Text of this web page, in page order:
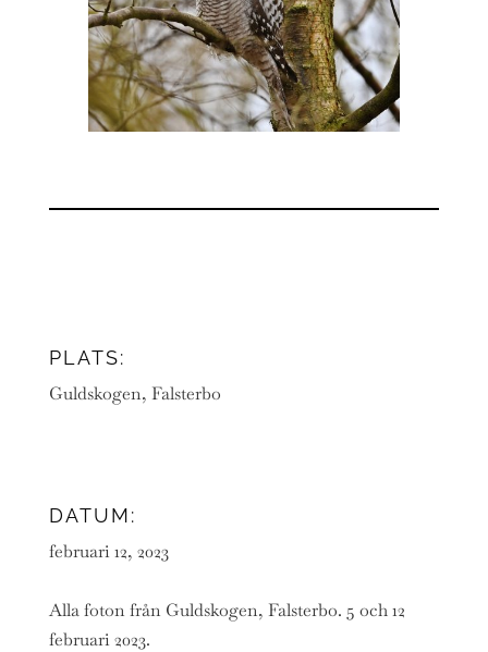
PLATS:
Guldskogen, Falsterbo
DATUM:
februari 12, 2023
Alla foton från Guldskogen, Falsterbo. 5 och 12
februari 2023.